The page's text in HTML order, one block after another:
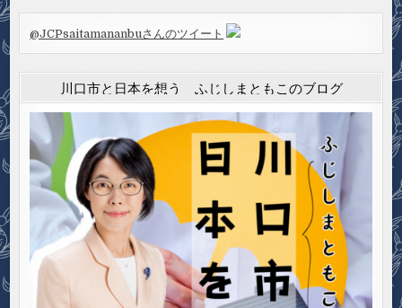
@JCPsaitamananbuさんのツイート
川口市と日本を想う ふじしまともこのブログ